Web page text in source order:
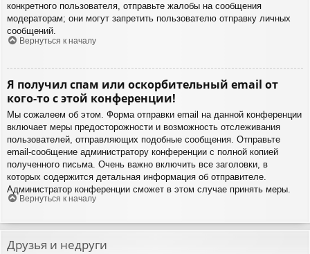
конкретного пользователя, отправьте жалобы на сообщения
модераторам; они могут запретить пользователю отправку личных
сообщений.
Вернуться к началу
Я получил спам или оскорбительный email от
кого-то с этой конференции!
Мы сожалеем об этом. Форма отправки email на данной конференции
включает меры предосторожности и возможность отслеживания
пользователей, отправляющих подобные сообщения. Отправьте
email-сообщение администратору конференции с полной копией
полученного письма. Очень важно включить все заголовки, в
которых содержится детальная информация об отправителе.
Администратор конференции сможет в этом случае принять меры.
Вернуться к началу
Друзья и недруги